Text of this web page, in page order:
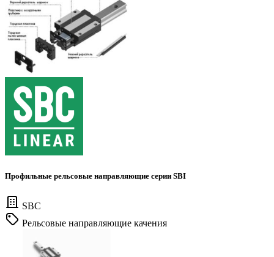
Профильные рельсовые направляющие серии SBI
SBC
Рельсовые направляющие качения